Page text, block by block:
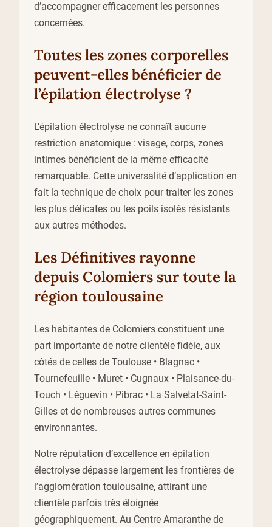
d’accompagner efficacement les personnes
concernées.
Toutes les zones corporelles
peuvent-elles bénéficier de
l’épilation électrolyse ?
L’épilation électrolyse ne connaît aucune
restriction anatomique : visage, corps, zones
intimes bénéficient de la même efficacité
remarquable. Cette universalité d’application en
fait la technique de choix pour traiter les zones
les plus délicates ou les poils isolés résistants
aux autres méthodes.
Les Définitives rayonne
depuis Colomiers sur toute la
région toulousaine
Les habitantes de Colomiers constituent une
part importante de notre clientèle fidèle, aux
côtés de celles de Toulouse • Blagnac •
Tournefeuille • Muret • Cugnaux • Plaisance-du-
Touch • Léguevin • Pibrac • La Salvetat-Saint-
Gilles et de nombreuses autres communes
environnantes.
Notre réputation d’excellence en épilation
électrolyse dépasse largement les frontières de
l’agglomération toulousaine, attirant une
clientèle parfois très éloignée
géographiquement. Au Centre Amaranthe de